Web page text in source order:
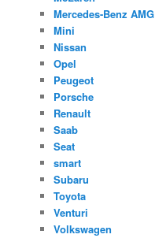
Mercedes-Benz AMG
Mini
Nissan
Opel
Peugeot
Porsche
Renault
Saab
Seat
smart
Subaru
Toyota
Venturi
Volkswagen